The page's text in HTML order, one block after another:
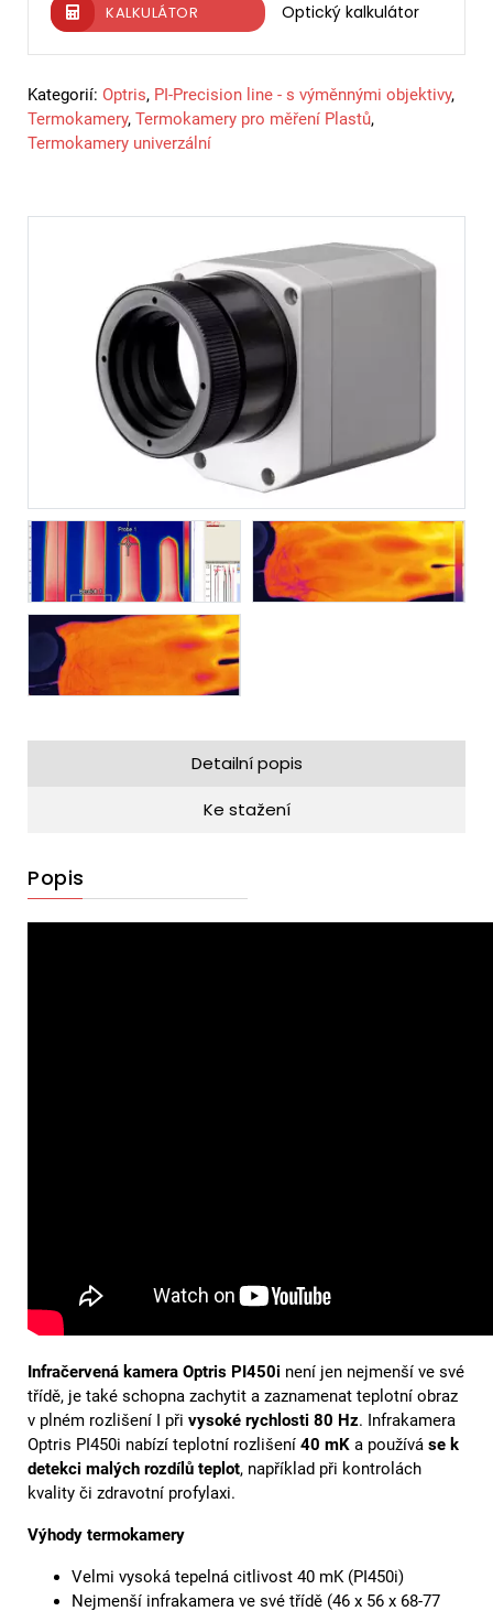
Optický kalkulátor
KALKULÁTOR
Kategorií: Optris, PI-Precision line - s výměnnými objektivy,
Termokamery, Termokamery pro měření Plastů,
Termokamery univerzální
Detailní popis
Ke stažení
Popis
Infračervená kamera Optris PI450i není jen nejmenší ve své
třídě, je také schopna zachytit a zaznamenat teplotní obraz
v plném rozlišení I při vysoké rychlosti 80 Hz. Infrakamera
Optris PI450i nabízí teplotní rozlišení 40 mK a používá se k
detekci malých rozdílů teplot, například při kontrolách
kvality či zdravotní profylaxi.
Výhody termokamery
Velmi vysoká tepelná citlivost 40 mK (PI450i)
Nejmenší infrakamera ve své třídě (46 x 56 x 68-77